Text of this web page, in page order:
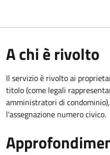
A chi è rivolto
Il servizio è rivolto ai
titolo (come legali
amministratori di
l'assegnazione numero civico.